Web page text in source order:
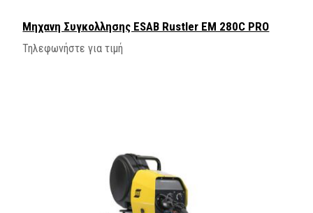
Μηχανη Συγκολλησης ESAB Rustler EM 280C PRO
Τηλεφωνήστε για τιμή